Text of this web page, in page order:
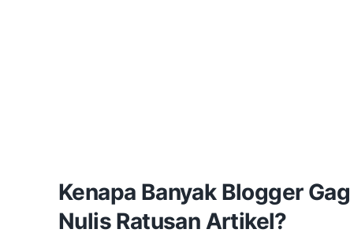
Kenapa Banyak Blogger
Nulis Ratusan Artikel?